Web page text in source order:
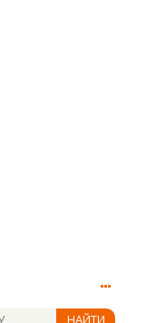
НАЙТИ